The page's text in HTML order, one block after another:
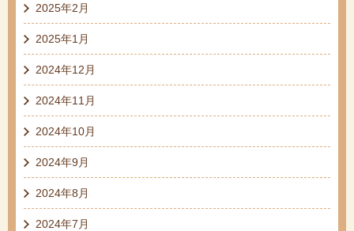
2025年2月
2025年1月
2024年12月
2024年11月
2024年10月
2024年9月
2024年8月
2024年7月